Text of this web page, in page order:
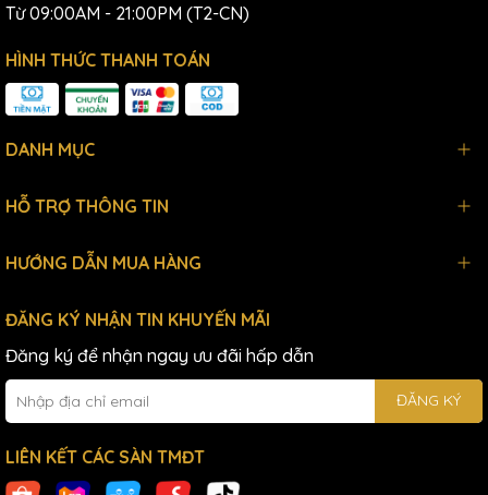
Từ 09:00AM - 21:00PM (T2-CN)
HÌNH THỨC THANH TOÁN
DANH MỤC
HỖ TRỢ THÔNG TIN
HƯỚNG DẪN MUA HÀNG
ĐĂNG KÝ NHẬN TIN KHUYẾN MÃI
Đăng ký để nhận ngay ưu đãi hấp dẫn
ĐĂNG KÝ
LIÊN KẾT CÁC SÀN TMĐT